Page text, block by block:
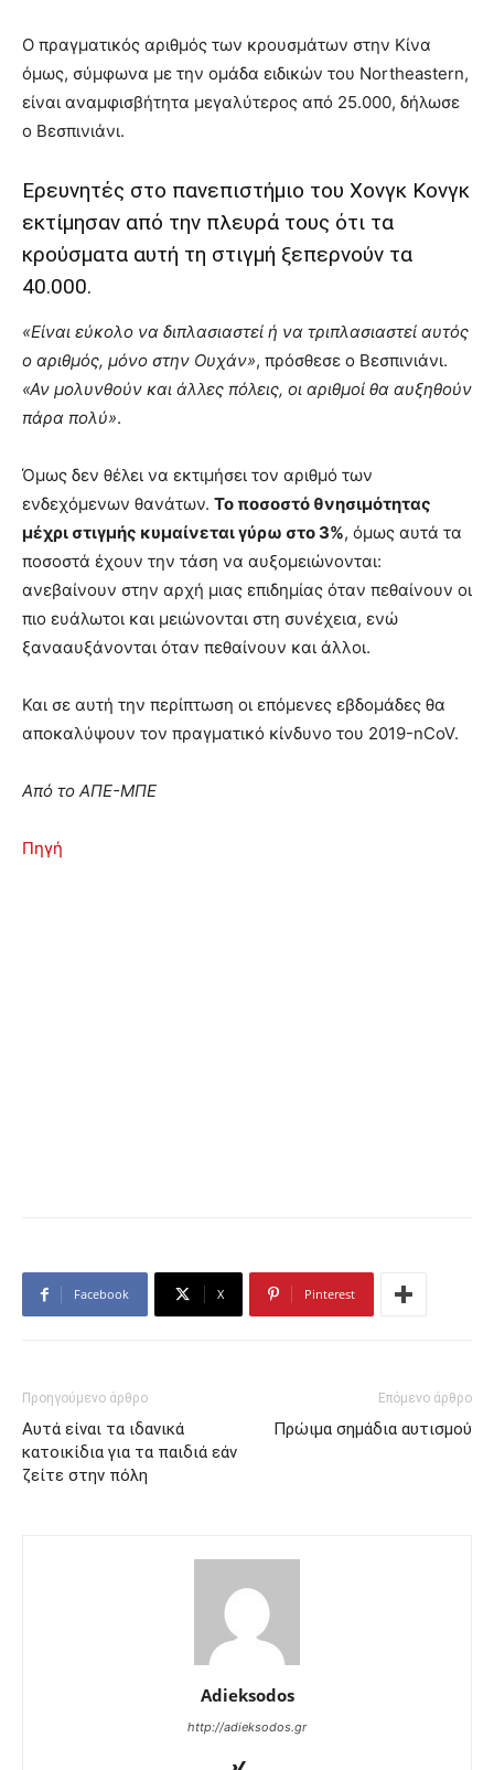
Ο πραγματικός αριθμός των κρουσμάτων στην Κίνα
όμως, σύμφωνα με την ομάδα ειδικών του Northeastern,
είναι αναμφισβήτητα μεγαλύτερος από 25.000, δήλωσε
ο Βεσπινιάνι.
Ερευνητές στο πανεπιστήμιο του Χονγκ Κονγκ
εκτίμησαν από την πλευρά τους ότι τα
κρούσματα αυτή τη στιγμή ξεπερνούν τα
40.000.
«Είναι εύκολο να διπλασιαστεί ή να τριπλασιαστεί αυτός
ο αριθμός, μόνο στην Ουχάν», πρόσθεσε ο Βεσπινιάνι.
«Αν μολυνθούν και άλλες πόλεις, οι αριθμοί θα αυξηθούν
πάρα πολύ».
Όμως δεν θέλει να εκτιμήσει τον αριθμό των
ενδεχόμενων θανάτων. Το ποσοστό θνησιμότητας
μέχρι στιγμής κυμαίνεται γύρω στο 3%, όμως αυτά τα
ποσοστά έχουν την τάση να αυξομειώνονται:
ανεβαίνουν στην αρχή μιας επιδημίας όταν πεθαίνουν οι
πιο ευάλωτοι και μειώνονται στη συνέχεια, ενώ
ξανααυξάνονται όταν πεθαίνουν και άλλοι.
Και σε αυτή την περίπτωση οι επόμενες εβδομάδες θα
αποκαλύψουν τον πραγματικό κίνδυνο του 2019-nCoV.
Από το ΑΠΕ-ΜΠΕ
Πηγή
Facebook X Pinterest
Προηγούμενο άρθρο
Αυτά είναι τα ιδανικά
κατοικίδια για τα παιδιά εάν
ζείτε στην πόλη
Επόμενο άρθρο
Πρώιμα σημάδια αυτισμού
Adieksodos
http://adieksodos.gr